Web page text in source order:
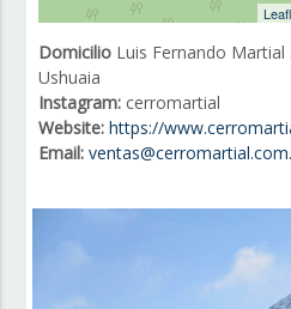
Domicilio Luis Fernando Martial
Ushuaia
Instagram: cerromartial
Website:https://
Email: